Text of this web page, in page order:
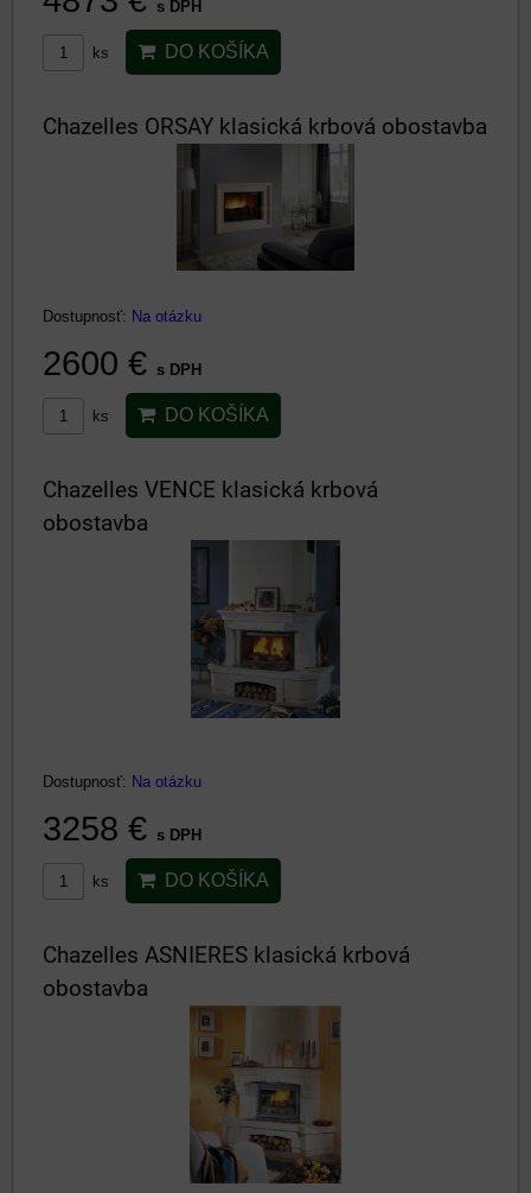
s DPH
ks DO KOŠÍKA
Chazelles ORSAY klasická krbová obostavba
Dostupnosť: Na otázku
2600 € s DPH
ks DO KOŠÍKA
Chazelles VENCE klasická krbová
obostavba
Dostupnosť: Na otázku
3258 € s DPH
ks DO KOŠÍKA
Chazelles ASNIERES klasická krbová
obostavba